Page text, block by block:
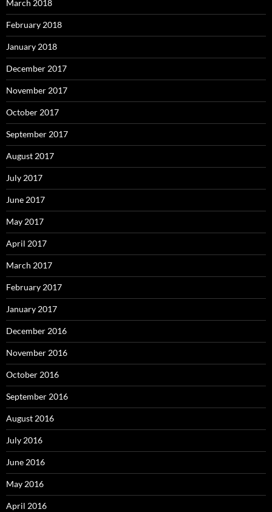
March 2018
February 2018
January 2018
December 2017
November 2017
October 2017
September 2017
August 2017
July 2017
June 2017
May 2017
April 2017
March 2017
February 2017
January 2017
December 2016
November 2016
October 2016
September 2016
August 2016
July 2016
June 2016
May 2016
April 2016